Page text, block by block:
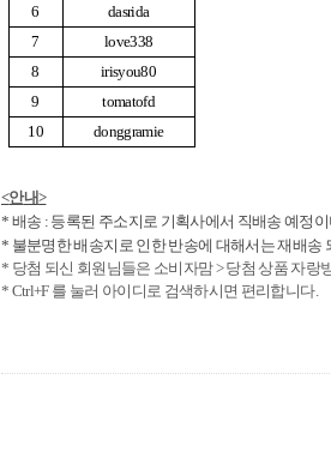
6
dasrida
7
love338
8
irisyou80
9
tomatofd
10
donggramie
<안내>
* 배송 : 등록된 주소지로 기획사에서 직배송 예정
* 불분명한 배송지로 인한 반송에 대해서는 재배송
* 당첨 되신 회원님들은 소비자맘>당첨 상품 자랑
* Ctrl+F 를 눌러 아이디로 검색하시면 편리합니다.